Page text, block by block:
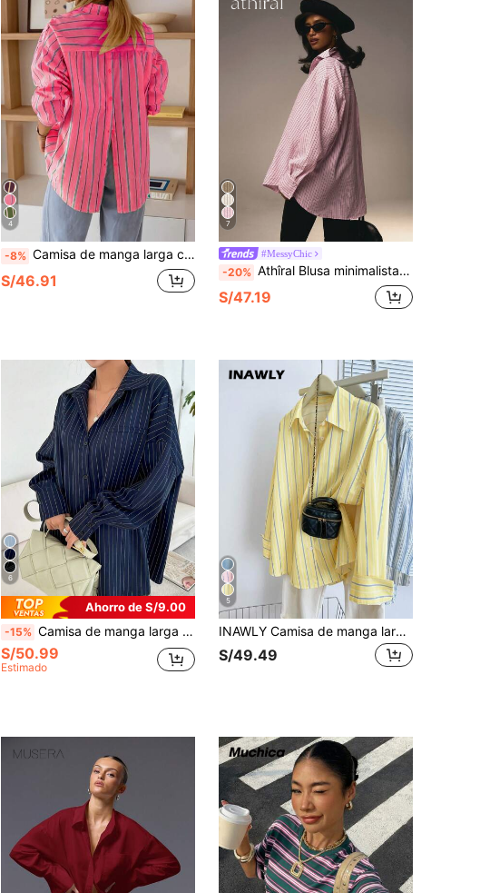
4
-8% Camisa de manga larga con bolsillo, botones delanteros y traseros, a rayas, de estilo casual, color rosa, para primavera
S/46.91
7
#MessyChic
-20% Athîral Blusa minimalista de manga larga con botones al frente y rayas rosas para el Día de San Valentín
S/47.19
6
Ahorro de S/9.00
-15% Camisa de manga larga con botones delanteros y bolsillos, a rayas azules y blancas, otoño, oversize
S/50.99
Estimado
5
INAWLY Camisa de manga larga casual de mujer con botones y estampado a rayas
S/49.49